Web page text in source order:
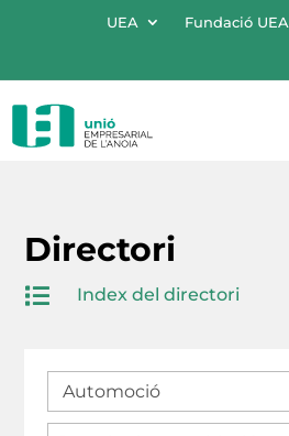
UEA Fundació UEA
Directori
 Index del directori